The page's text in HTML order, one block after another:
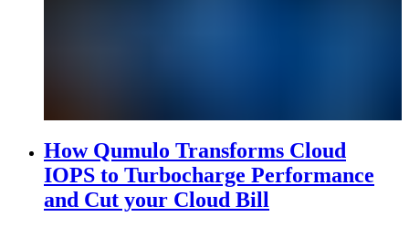
How Qumulo Transforms Cloud
IOPS to Turbocharge Performance
and Cut your Cloud Bill